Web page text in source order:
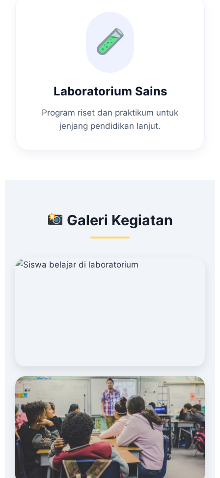
Laboratorium Sains
Program riset dan praktikum untuk
jenjang pendidikan lanjut.
Galeri Kegiatan